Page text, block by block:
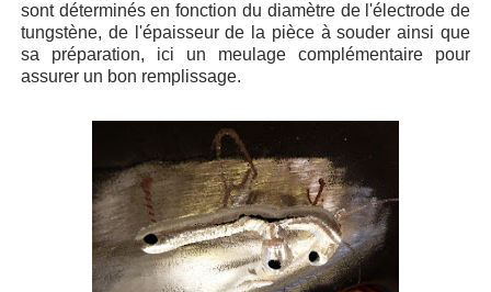
sont déterminés en fonction du diamètre de l'électrode de
tungstène, de l'épaisseur de la pièce à souder ainsi que
sa préparation, ici un meulage complémentaire pour
assurer un bon remplissage.